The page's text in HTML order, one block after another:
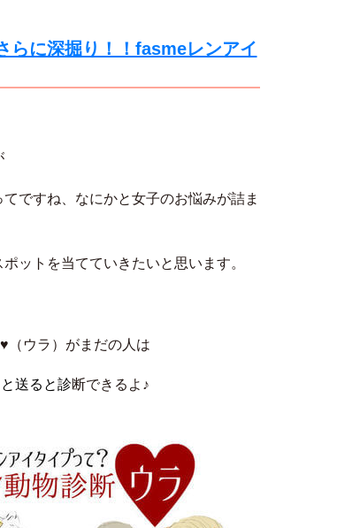
らに深掘り！！fasmeレンアイ
てですね、なにかと女子のお悩みが詰ま
ットを当てていきたいと思います。
（ウラ）がまだの人は
と送ると診断できるよ♪